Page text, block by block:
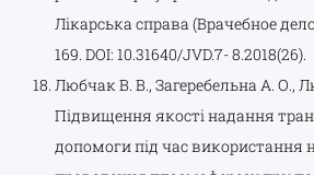
Лікарська справа (Врачебное
169. DOI: 10.31640/JVD.7- 8.2018(26).
Любчак В. В., Загеребельна А. О.,
Підвищення якості надання
допомоги під час використання